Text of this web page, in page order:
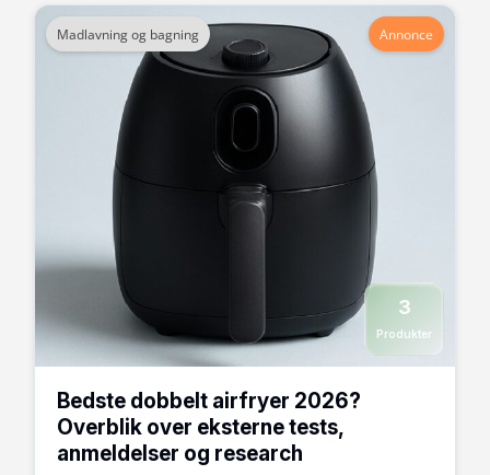
Madlavning og bagning Annonce
3
Produkter
Bedste dobbelt airfryer 2026?
Overblik over eksterne tests,
anmeldelser og research